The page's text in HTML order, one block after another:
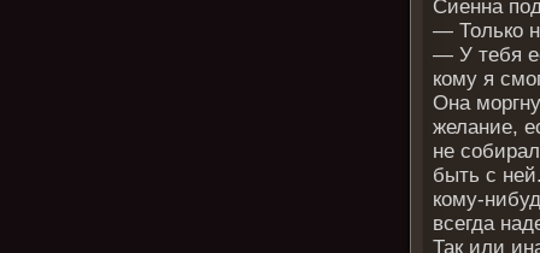
Сиенна
— Только
— У тебя
кому я
Она
желание,
не
быть с
кому-
всегда
Так или